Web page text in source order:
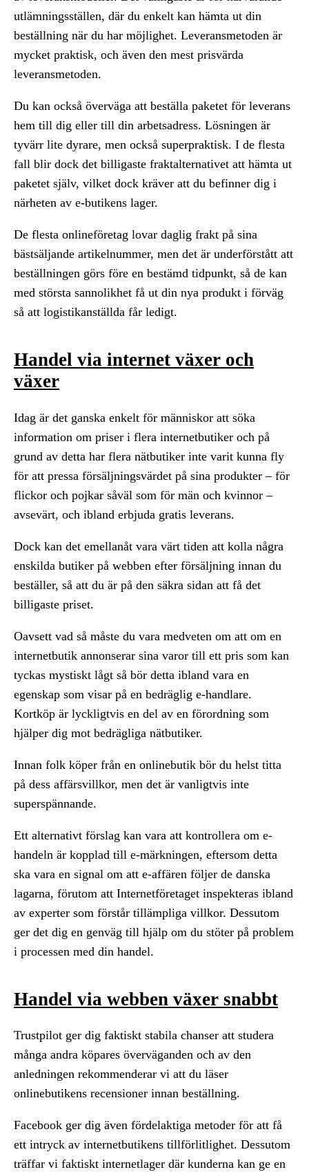
utlämningsställen, där du enkelt kan hämta ut din
beställning när du har möjlighet. Leveransmetoden är
mycket praktisk, och även den mest prisvärda
leveransmetoden.
Du kan också överväga att beställa paketet för leverans
hem till dig eller till din arbetsadress. Lösningen är
tyvärr lite dyrare, men också superpraktisk. I de flesta
fall blir dock det billigaste fraktalternativet att hämta ut
paketet själv, vilket dock kräver att du befinner dig i
närheten av e-butikens lager.
De flesta onlineföretag lovar daglig frakt på sina
bästsäljande artikelnummer, men det är underförstått att
beställningen görs före en bestämd tidpunkt, så de kan
med största sannolikhet få ut din nya produkt i förväg
så att logistikanställda får ledigt.
Handel via internet växer och
växer
Idag är det ganska enkelt för människor att söka
information om priser i flera internetbutiker och på
grund av detta har flera nätbutiker inte varit kunna fly
för att pressa försäljningsvärdet på sina produkter – för
flickor och pojkar såväl som för män och kvinnor –
avsevärt, och ibland erbjuda gratis leverans.
Dock kan det emellanåt vara värt tiden att kolla några
enskilda butiker på webben efter försäljning innan du
beställer, så att du är på den säkra sidan att få det
billigaste priset.
Oavsett vad så måste du vara medveten om att om en
internetbutik annonserar sina varor till ett pris som kan
tyckas mystiskt lågt så bör detta ibland vara en
egenskap som visar på en bedräglig e-handlare.
Kortköp är lyckligtvis en del av en förordning som
hjälper dig mot bedrägliga nätbutiker.
Innan folk köper från en onlinebutik bör du helst titta
på dess affärsvillkor, men det är vanligtvis inte
superspännande.
Ett alternativt förslag kan vara att kontrollera om e-
handeln är kopplad till e-märkningen, eftersom detta
ska vara en signal om att e-affären följer de danska
lagarna, förutom att Internetföretaget inspekteras ibland
av experter som förstår tillämpliga villkor. Dessutom
ger det dig en genväg till hjälp om du stöter på problem
i processen med din handel.
Handel via webben växer snabbt
Trustpilot ger dig faktiskt stabila chanser att studera
många andra köpares överväganden och av den
anledningen rekommenderar vi att du läser
onlinebutikens recensioner innan beställning.
Facebook ger dig även fördelaktiga metoder för att få
ett intryck av internetbutikens tillförlitlighet. Dessutom
träffar vi faktiskt internetlager där kunderna kan ge en